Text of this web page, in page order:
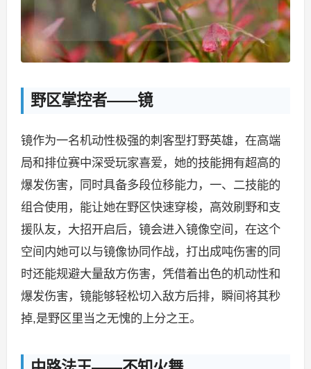
野区掌控者——镜
镜作为一名机动性极强的刺客型打野英雄，在高端
局和排位赛中深受玩家喜爱，她的技能拥有超高的
爆发伤害，同时具备多段位移能力，一、二技能的
组合使用，能让她在野区快速穿梭，高效刷野和支
援队友，大招开启后，镜会进入镜像空间，在这个
空间内她可以与镜像协同作战，打出成吨伤害的同
时还能规避大量敌方伤害，凭借着出色的机动性和
爆发伤害，镜能够轻松切入敌方后排，瞬间将其秒
掉,是野区里当之无愧的上分之王。